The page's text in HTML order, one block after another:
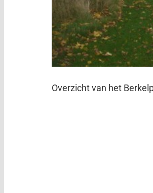
Overzicht van het